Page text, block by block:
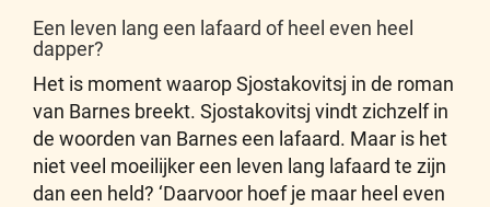
Een leven lang een lafaard of heel even heel
dapper?
Het is moment waarop Sjostakovitsj in de roman
van Barnes breekt. Sjostakovitsj vindt zichzelf in
de woorden van Barnes een lafaard. Maar is het
niet veel moeilijker een leven lang lafaard te zijn
dan een held? ‘Daarvoor hoef je maar heel even